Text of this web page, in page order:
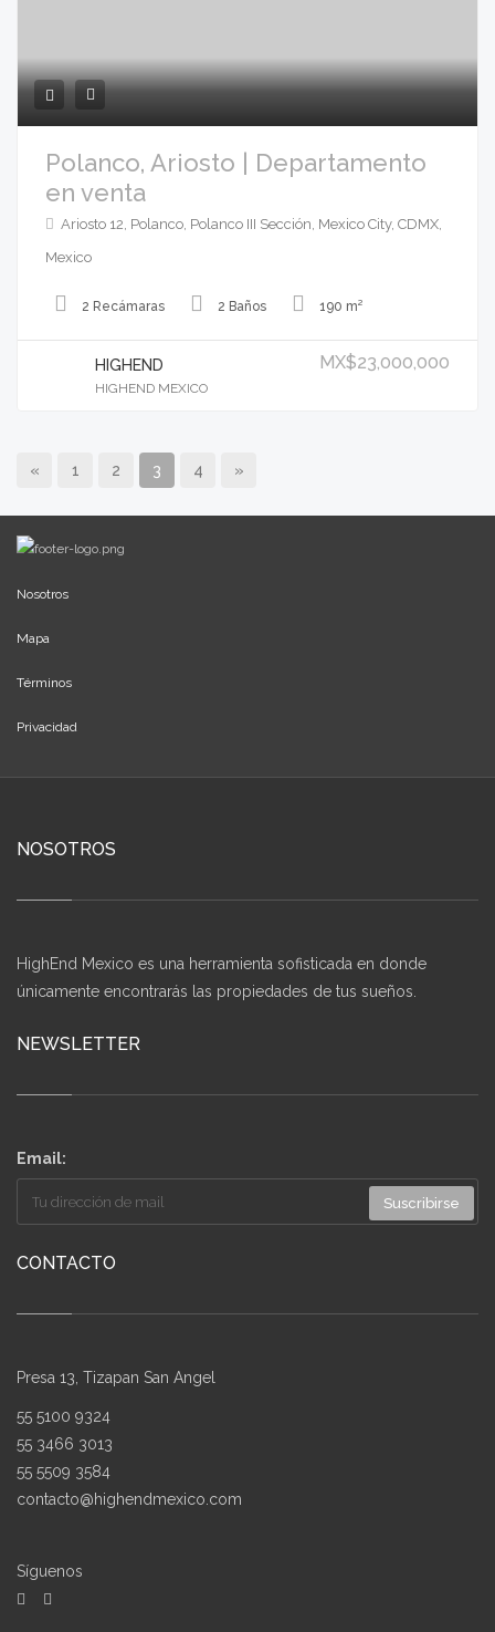
Polanco, Ariosto | Departamento
en venta
Ariosto 12, Polanco, Polanco III Sección, Mexico City, CDMX,
Mexico
2 Recámaras 2 Baños 190 m²
HIGHEND
HIGHEND MEXICO
MX$23,000,000
« 1 2 3 4 »
Nosotros
Mapa
Términos
Privacidad
NOSOTROS
HighEnd Mexico es una herramienta sofisticada en donde
únicamente encontrarás las propiedades de tus sueños.
NEWSLETTER
Email:
Suscribirse
CONTACTO
Presa 13, Tizapan San Angel
55 5100 9324
55 3466 3013
55 5509 3584
contacto@highendmexico.com
Síguenos